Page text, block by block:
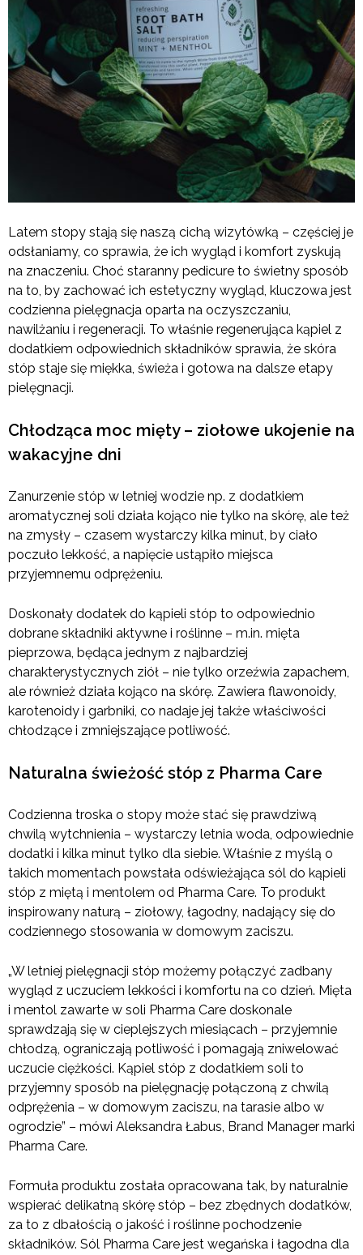
Latem stopy stają się naszą cichą wizytówką – częściej je
odsłaniamy, co sprawia, że ich wygląd i komfort zyskują
na znaczeniu. Choć staranny pedicure to świetny sposób
na to, by zachować ich estetyczny wygląd, kluczowa jest
codzienna pielęgnacja oparta na oczyszczaniu,
nawilżaniu i regeneracji. To właśnie regenerująca kąpiel z
dodatkiem odpowiednich składników sprawia, że skóra
stóp staje się miękka, świeża i gotowa na dalsze etapy
pielęgnacji.
Chłodząca moc mięty – ziołowe ukojenie na
wakacyjne dni
Zanurzenie stóp w letniej wodzie np. z dodatkiem
aromatycznej soli działa kojąco nie tylko na skórę, ale też
na zmysły – czasem wystarczy kilka minut, by ciało
poczuło lekkość, a napięcie ustąpiło miejsca
przyjemnemu odprężeniu.
Doskonały dodatek do kąpieli stóp to odpowiednio
dobrane składniki aktywne i roślinne – m.in. mięta
pieprzowa, będąca jednym z najbardziej
charakterystycznych ziół – nie tylko orzeźwia zapachem,
ale również działa kojąco na skórę. Zawiera flawonoidy,
karotenoidy i garbniki, co nadaje jej także właściwości
chłodzące i zmniejszające potliwość.
Naturalna świeżość stóp z Pharma Care
Codzienna troska o stopy może stać się prawdziwą
chwilą wytchnienia – wystarczy letnia woda, odpowiednie
dodatki i kilka minut tylko dla siebie. Właśnie z myślą o
takich momentach powstała odświeżająca sól do kąpieli
stóp z miętą i mentolem od Pharma Care. To produkt
inspirowany naturą – ziołowy, łagodny, nadający się do
codziennego stosowania w domowym zaciszu.
„W letniej pielęgnacji stóp możemy połączyć zadbany
wygląd z uczuciem lekkości i komfortu na co dzień. Mięta
i mentol zawarte w soli Pharma Care doskonale
sprawdzają się w cieplejszych miesiącach – przyjemnie
chłodzą, ograniczają potliwość i pomagają zniwelować
uczucie ciężkości. Kąpiel stóp z dodatkiem soli to
przyjemny sposób na pielęgnację połączoną z chwilą
odprężenia – w domowym zaciszu, na tarasie albo w
ogrodzie” – mówi Aleksandra Łabus, Brand Manager marki
Pharma Care.
Formuła produktu została opracowana tak, by naturalnie
wspierać delikatną skórę stóp – bez zbędnych dodatków,
za to z dbałością o jakość i roślinne pochodzenie
składników. Sól Pharma Care jest wegańska i łagodna dla